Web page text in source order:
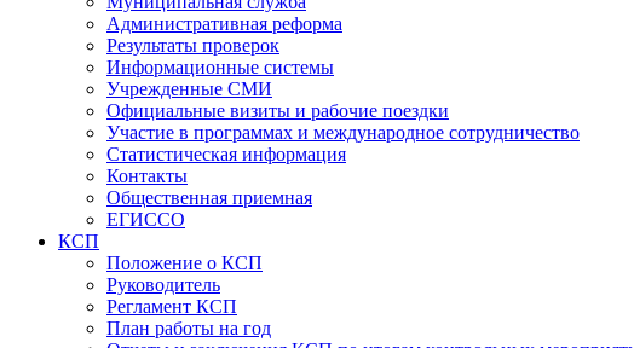
Административная реформа
Результаты проверок
Информационные системы
Учрежденные СМИ
Официальные визиты и рабочие поездки
Участие в программах и международное сотрудничество
Статистическая информация
Контакты
Общественная приемная
ЕГИССО
КСП
Положение о КСП
Руководитель
Регламент КСП
План работы на год